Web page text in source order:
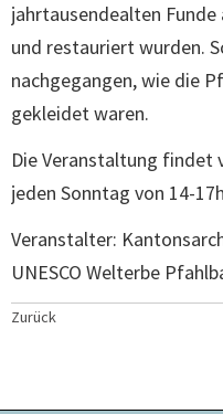
jahrtausendealten
und restauriert wurden.
nachgegangen, wie die
gekleidet waren.
Die Veranstaltung findet
jeden Sonntag von 14-
Veranstalter:
UNESCO Welterbe
Zurück